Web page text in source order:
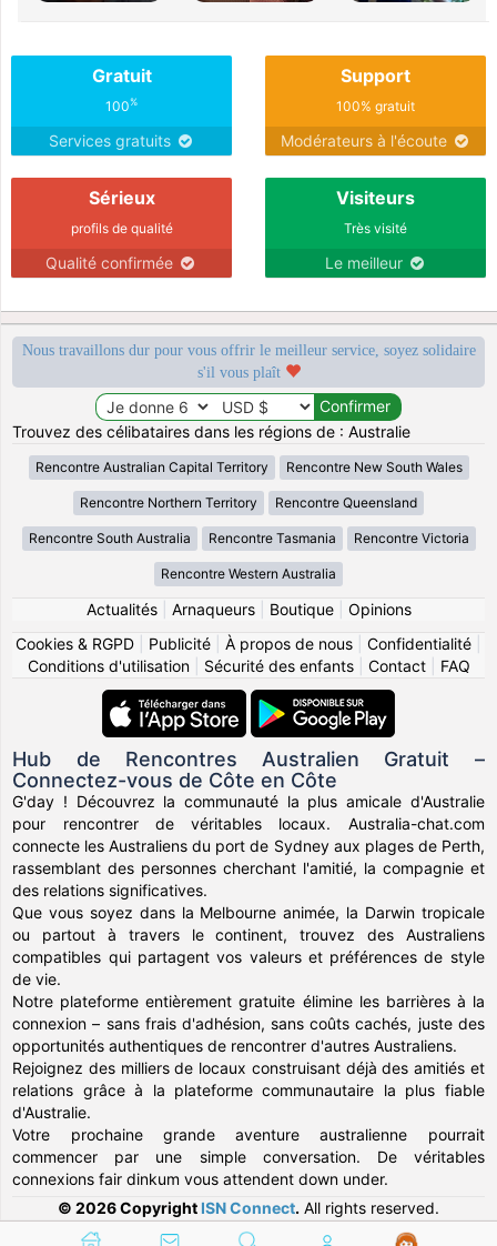
Gratuit
100%
Services gratuits
Support
100% gratuit
Modérateurs à l'écoute
Sérieux
profils de qualité
Qualité confirmée
Visiteurs
Très visité
Le meilleur
Nous travaillons dur pour vous offrir le meilleur service, soyez solidaire
s'il vous plaît
Trouvez des célibataires dans les régions de : Australie
Rencontre Australian Capital Territory Rencontre New South Wales
Rencontre Northern Territory Rencontre Queensland
Rencontre South Australia Rencontre Tasmania Rencontre Victoria
Rencontre Western Australia
Actualités| Arnaqueurs| Boutique| Opinions
Cookies & RGPD
Publicité À propos de nous Confidentialité
Conditions d'utilisation| Sécurité des enfants| Contact| FAQ
Hub de Rencontres Australien Gratuit –
Connectez-vous de Côte en Côte
G'day ! Découvrez la communauté la plus amicale d'Australie
pour rencontrer de véritables locaux. Australia-chat.com
connecte les Australiens du port de Sydney aux plages de Perth,
rassemblant des personnes cherchant l'amitié, la compagnie et
des relations significatives.
Que vous soyez dans la Melbourne animée, la Darwin tropicale
ou partout à travers le continent, trouvez des Australiens
compatibles qui partagent vos valeurs et préférences de style
de vie.
Notre plateforme entièrement gratuite élimine les barrières à la
connexion – sans frais d'adhésion, sans coûts cachés, juste des
opportunités authentiques de rencontrer d'autres Australiens.
Rejoignez des milliers de locaux construisant déjà des amitiés et
relations grâce à la plateforme communautaire la plus fiable
d'Australie.
Votre prochaine grande aventure australienne pourrait
commencer par une simple conversation. De véritables
connexions fair dinkum vous attendent down under.
© 2026 Copyright ISN Connect. All rights reserved.